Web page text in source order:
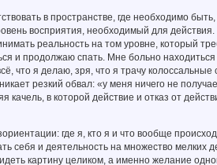
в пространстве, где необходимо
восприятия, необходимый для действия.
реальность на том уровне, который
и продолжаю спать. Мне больно
что я делаю, зря, что я трачу
резкий обвал: «у меня ничего не
качель, в которой действие и отказ от
где я, кто я и что вообще
себя и деятельность на множество мелких
картину целиком, а именно желание